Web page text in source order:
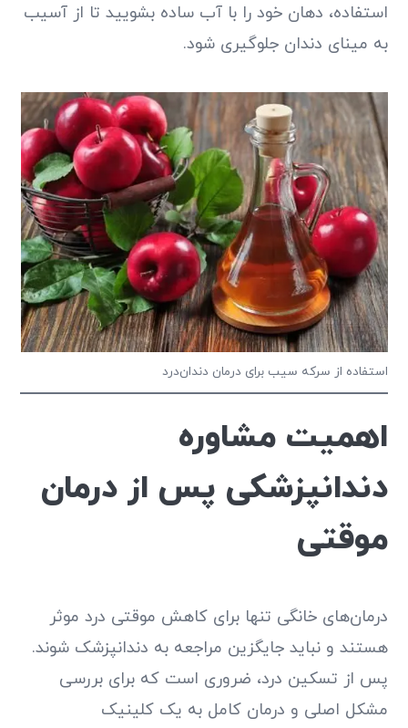
استفاده، دهان خود را با آب ساده بشویید تا از آسیب
به مینای دندان جلوگیری شود.
استفاده از سرکه سیب برای درمان دندان‌درد
اهمیت مشاوره
دندانپزشکی پس از درمان
موقتی
درمان‌های خانگی تنها برای کاهش موقتی درد موثر
هستند و نباید جایگزین مراجعه به دندانپزشک شوند.
پس از تسکین درد، ضروری است که برای بررسی
مشکل اصلی و درمان کامل به یک کلینیک